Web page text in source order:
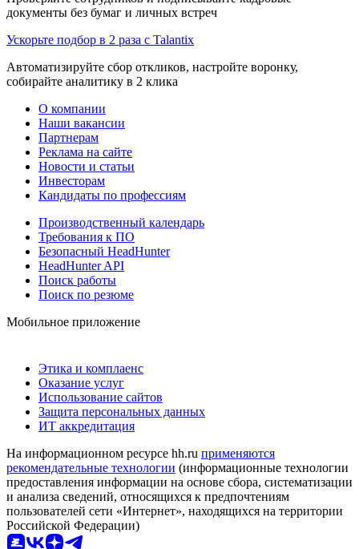
документы без бумаг и личных встреч
Ускорьте подбор в 2 раза с Talantix
Автоматизируйте сбор откликов, настройте воронку,
собирайте аналитику в 2 клика
О компании
Наши вакансии
Партнерам
Реклама на сайте
Новости и статьи
Инвесторам
Кандидаты по профессиям
Производственный календарь
Требования к ПО
Безопасный HeadHunter
HeadHunter API
Поиск работы
Поиск по резюме
Мобильное приложение
Этика и комплаенс
Оказание услуг
Использование сайтов
Защита персональных данных
ИТ аккредитация
На информационном ресурсе hh.ru применяются
рекомендательные технологии (информационные технологии
предоставления информации на основе сбора, систематизации
и анализа сведений, относящихся к предпочтениям
пользователей сети «Интернет», находящихся на территории
Российской Федерации)